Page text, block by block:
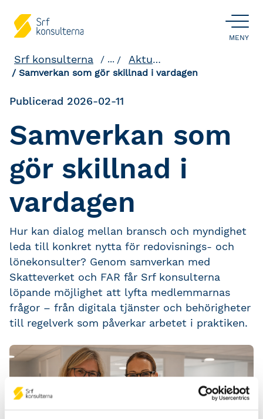
ÖPPNA
MENY
Srf konsulterna ... Aktuellt och påverkan
Samverkan som gör skillnad i vardagen
Publicerad 2026-02-11
Samverkan som
gör skillnad i
vardagen
Hur kan dialog mellan bransch och myndighet
leda till konkret nytta för redovisnings- och
lönekonsulter? Genom samverkan med
Skatteverket och FAR får Srf konsulterna
löpande möjlighet att lyfta medlemmarnas
frågor – från digitala tjänster och behörigheter
till regelverk som påverkar arbetet i praktiken.